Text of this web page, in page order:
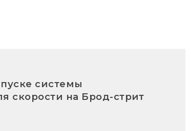
системы
скорости на Брод-стрит